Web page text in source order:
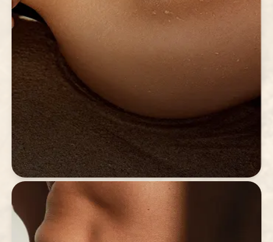
Bronzatge UV
Manté un bronzatge natural tot l’any amb
tecnologia UV.